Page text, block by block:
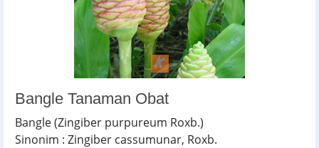
Bangle Tanaman Obat
Bangle (Zingiber purpureum Roxb.)
Sinonim : Zingiber cassumunar, Roxb.